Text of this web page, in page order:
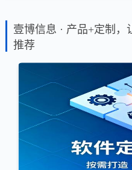
壹博信息 · 产品+定制
推荐